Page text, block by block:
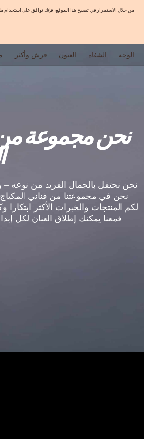
من خلال الاستمرار في تصفح هذا الموقع، فإنك توافق على
الوجه الشفاه العيون فرش وأكثر
نحن مجموعة من
نحن نحتفل بالجمال الفريد من نوعه –
نحن في مجموعتنا من فناني
لكم المنتجات والخبرات الأكثر ابتكارا
فمعنا يمكنك إطلاق العنان لكل